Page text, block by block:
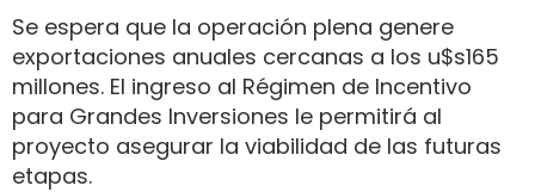
Se espera que la operación plena genere
exportaciones anuales cercanas a los u$s165
millones. El ingreso al Régimen de Incentivo
para Grandes Inversiones le permitirá al
proyecto asegurar la viabilidad de las futuras
etapas.